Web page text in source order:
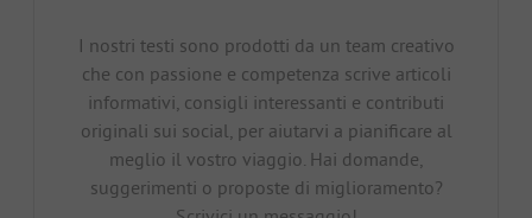
I nostri testi sono prodotti da un team creativo
che con passione e competenza scrive articoli
informativi, consigli interessanti e contributi
originali sui social, per aiutarvi a pianificare al
meglio il vostro viaggio. Hai domande,
suggerimenti o proposte di miglioramento?